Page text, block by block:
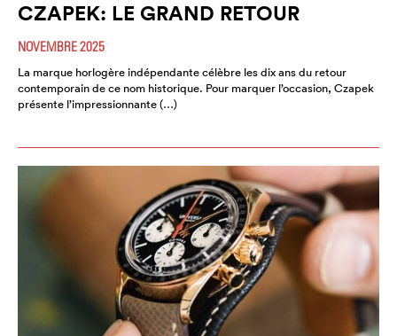
CZAPEK: LE GRAND RETOUR
NOVEMBRE 2025
La marque horlogère indépendante célèbre les dix ans du retour
contemporain de ce nom historique. Pour marquer l’occasion, Czapek
présente l’impressionnante (…)